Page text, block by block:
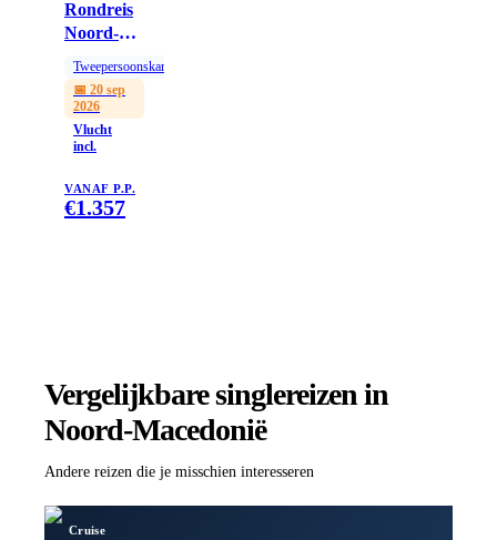
Rondreis
Noord-
(1 week);
Verleidelijk
Noord-
Macedonië
Tweepersoonskamer
📅 20 sep
2026
Vlucht
incl.
VANAF P.P.
€1.357
Vergelijkbare singlereizen in
Noord-Macedonië
Andere reizen die je misschien interesseren
Cruise